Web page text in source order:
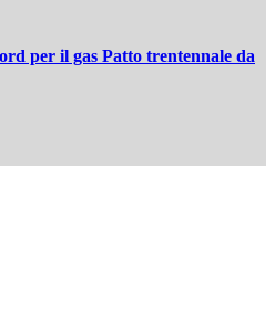
per il gas Patto trentennale da